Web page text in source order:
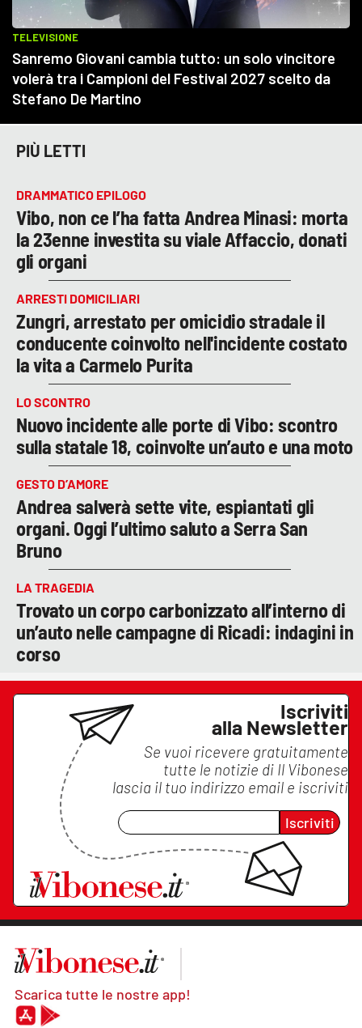
PIÙ LETTI
DRAMMATICO EPILOGO
Vibo, non ce l’ha fatta Andrea Minasi: morta
la 23enne investita su viale Affaccio, donati
gli organi
ARRESTI DOMICILIARI
Zungri, arrestato per omicidio stradale il
conducente coinvolto nell'incidente costato
la vita a Carmelo Purita
LO SCONTRO
Nuovo incidente alle porte di Vibo: scontro
sulla statale 18, coinvolte un’auto e una moto
GESTO D’AMORE
Andrea salverà sette vite, espiantati gli
organi. Oggi l’ultimo saluto a Serra San
Bruno
LA TRAGEDIA
Trovato un corpo carbonizzato all’interno di
un’auto nelle campagne di Ricadi: indagini in
corso
Iscriviti
alla Newsletter
Se vuoi ricevere gratuitamente
tutte le notizie di Il Vibonese
lascia il tuo indirizzo email e iscriviti
Iscriviti
Scarica tutte le nostre app!